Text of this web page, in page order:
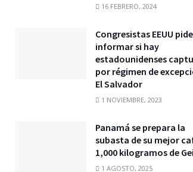
16 FEBRERO, 2024
Congresistas EEUU
informar si hay
estadounidenses
por régimen de
El Salvador
1 NOVIEMBRE, 2023
Panamá se prepara la
subasta de su mejor
1,000 kilogramos de
1 AGOSTO, 2025